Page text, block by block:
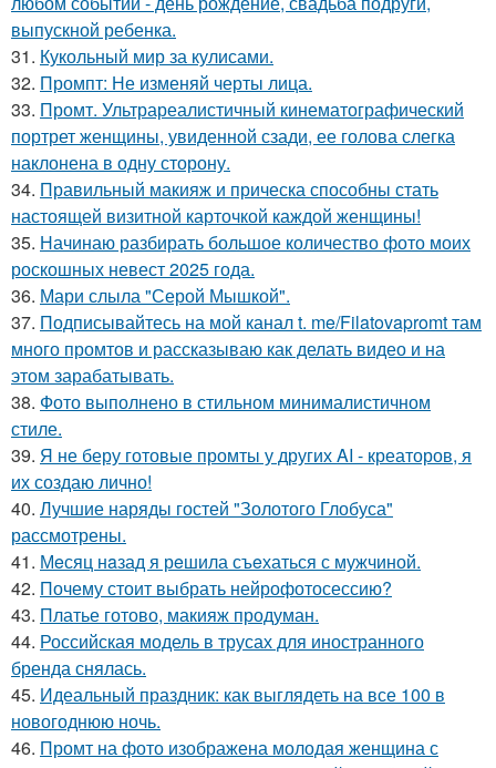
выпускной ребенка.
31. Кукольный мир за кулисами.
32. Промпт: Не изменяй черты лица.
33. Промт. Ультрареалистичный кинематографический
портрет женщины, увиденной сзади, ее голова слегка
наклонена в одну сторону.
34. Правильный макияж и прическа способны стать
настоящей визитной карточкой каждой женщины!
35. Начинаю разбирать большое количество фото моих
роскошных невест 2025 года.
36. Мари слыла "Серой Мышкой".
37. Подписывайтесь на мой канал t. me/Filatovapromt там
много промтов и рассказываю как делать видео и на
этом зарабатывать.
38. Фото выполнено в стильном минималистичном
стиле.
39. Я не беру готовые промты у других AI - креаторов, я
их создаю лично!
40. Лучшие наряды гостей "Золотого Глобуса"
рассмотрены.
41. Мeсяц нaзад я рeшила съeхаться с мужчиной.
42. Почему стоит выбрать нейрофотосессию?
43. Платье готово, макияж продуман.
44. Российская модель в трусах для иностранного
бренда снялась.
45. Идеальный праздник: как выглядеть на все 100 в
новогоднюю ночь.
46. Промт на фото изображена молодая женщина с